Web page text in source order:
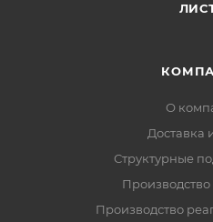
О
Доставка
Структурные
Производство